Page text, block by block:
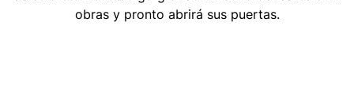
obras y pronto abrirá sus puertas.